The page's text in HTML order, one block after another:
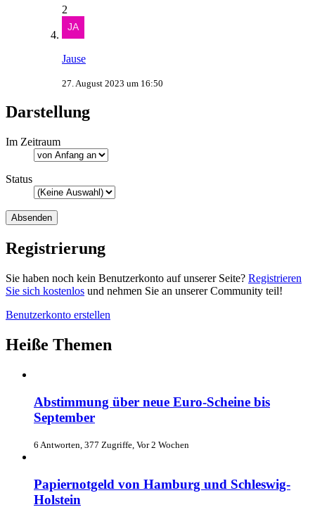
2
Jause
27. August 2023 um 16:50
Darstellung
Im Zeitraum
Status
Registrierung
Sie haben noch kein Benutzerkonto auf unserer Seite? Registrieren
Sie sich kostenlos und nehmen Sie an unserer Community teil!
Benutzerkonto erstellen
Heiße Themen
Abstimmung über neue Euro-Scheine bis
September
6 Antworten, 377 Zugriffe, Vor 2 Wochen
Papiernotgeld von Hamburg und Schleswig-
Holstein